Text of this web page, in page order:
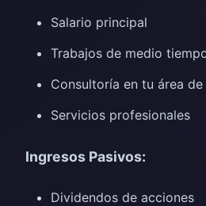
Salario principal
Trabajos de medio
Consultoría en tu área
Servicios profesionales
Ingresos Pasivos:
Dividendos de acciones